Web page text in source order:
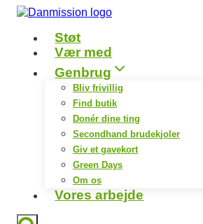
Fortsæt
indhold
Støt
Vær med
Genbrug
Bliv frivillig
Find butik
Donér dine ting
Secondhand brudekjoler
Giv et gavekort
Green Days
Om os
Vores arbejde